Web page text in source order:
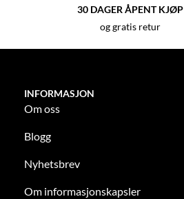
30 DAGER ÅPENT KJØP
og gratis retur
INFORMASJON
Om oss
Blogg
Nyhetsbrev
Om informasjonskapsler